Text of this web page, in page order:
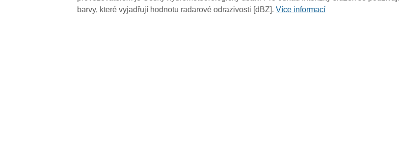
11:40
barvy, které vyjadřují hodnotu radarové odrazivosti [dBZ].Více informací